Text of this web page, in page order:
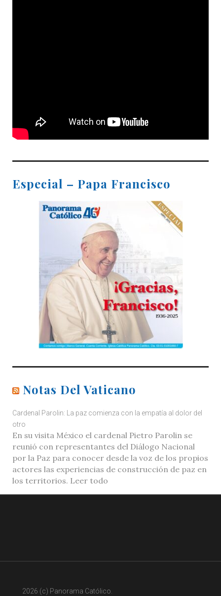
Especial – Papa Francisco
Notas Del Vaticano
Cardenal Parolin: La paz comienza con la empatía al dolor del
otro
En su visita México el cardenal Pietro Parolin se
reunió con representantes del Diálogo Nacional
por la Paz para conocer desde la voz de los propios
actores las experiencias de construcción de paz en
los territorios. Leer todo
2026 (c) Panorama Católico.